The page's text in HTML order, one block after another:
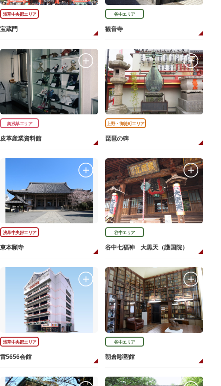
浅草中央部エリア
宝蔵門
谷中エリア
観音寺
奥浅草エリア
皮革産業資料館
上野・御徒町エリア
琵琶の碑
浅草中央部エリア
東本願寺
谷中エリア
谷中七福神 大黒天（護国院）
浅草中央部エリア
雷5656会館
谷中エリア
朝倉彫塑館